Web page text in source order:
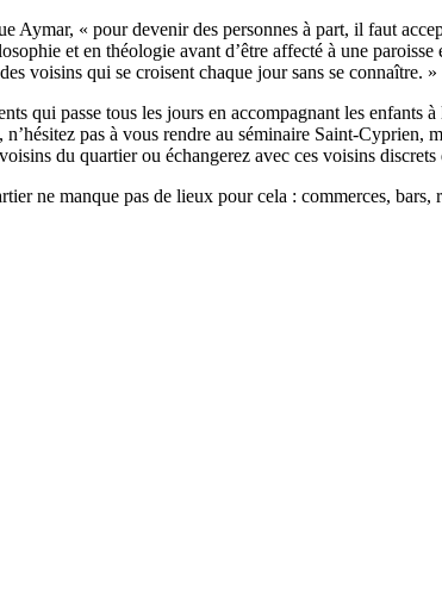
Aymar, « pour devenir des personnes à part, il faut
et en théologie avant d’être affecté à une
voisins qui se croisent chaque jour sans se connaître. »
qui passe tous les jours en accompagnant les enfants
pas à vous rendre au séminaire Saint-Cyprien,
du quartier ou échangerez avec ces voisins discrets
ne manque pas de lieux pour cela : commerces,